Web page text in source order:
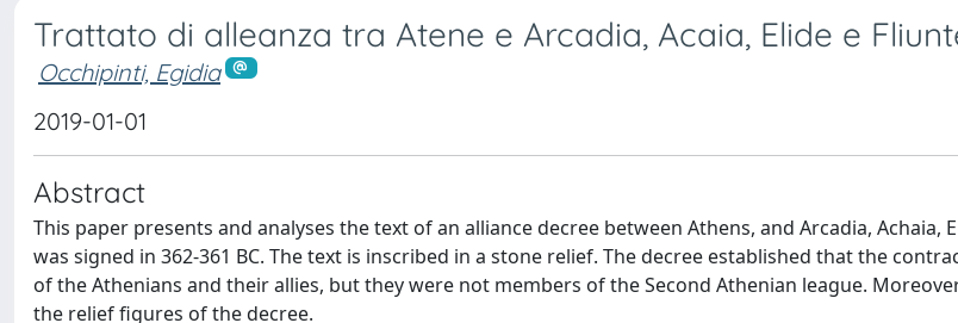
Trattato di alleanza tra Atene e Arcadia, Acaia, Elide e
Occhipinti, Egidia
2019-01-01
Abstract
This paper presents and analyses the text of an alliance decree between Athens, and Arcadia, Achaia,
was signed in 362-361 BC. The text is inscribed in a stone relief. The decree established that the
of the Athenians and their allies, but they were not members of the Second Athenian league.
the relief figures of the decree.